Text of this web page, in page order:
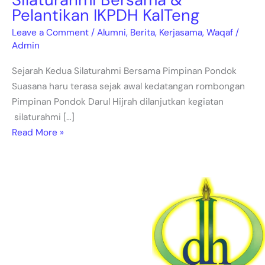
Pelantikan IKPDH KalTeng
Leave a Comment / Alumni, Berita, Kerjasama, Waqaf /
Admin
Sejarah Kedua Silaturahmi Bersama Pimpinan Pondok
Suasana haru terasa sejak awal kedatangan rombongan
Pimpinan Pondok Darul Hijrah dilanjutkan kegiatan
silaturahmi […]
Read More »